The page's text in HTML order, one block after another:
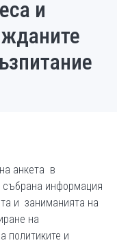
и
анкета в
информация
и заниманията на
на
политиките и